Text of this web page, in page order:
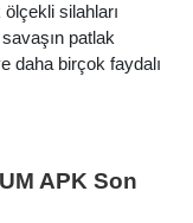
silahları
patlak
daha birçok faydalı
APK Son